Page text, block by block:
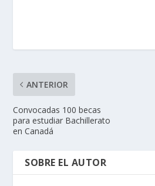
ANTERIOR
Convocadas 100 becas
para estudiar Bachillerato
en Canadá
SOBRE EL AUTOR